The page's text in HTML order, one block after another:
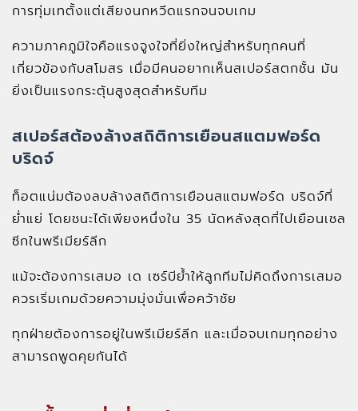
การทุ่มเทตั้งแต่เสียงนกหวีดแรกจนจบเกม
ความภาคภูมิใจคือแรงจูงใจที่ยิ่งใหญ่สำหรับทุกคนที่
เกี่ยวข้องกับสโมสร เมื่อมีคนอยากเห็นสเปอร์สตกชั้น มัน
ยิ่งเป็นแรงกระตุ้นสูงสุดสำหรับทีม
สเปอร์สต้องล้างสถิติการเยือนสแตมฟอร์ด
บริดจ์
ท็อตแน่มต้องลบล้างสถิติการเยือนสแตมฟอร์ด บริดจ์ที่
ย่ำแย่ โดยชนะได้เพียงหนึ่งใน 35 นัดหลังสุดที่ไปเยือนเชล
ซีกในพรีเมียร์ลีก
แม้จะต้องการเสมอ เด เซร์บีย้ำให้ลูกทีมไม่คิดถึงการเสมอ
ควรเริ่มเกมด้วยความมุ่งมั่นเพื่อคว้าชัย
ทุกฝ่ายต้องการอยู่ในพรีเมียร์ลีก และเมื่อจบเกมทุกอย่าง
สามารถพูดคุยกันได้